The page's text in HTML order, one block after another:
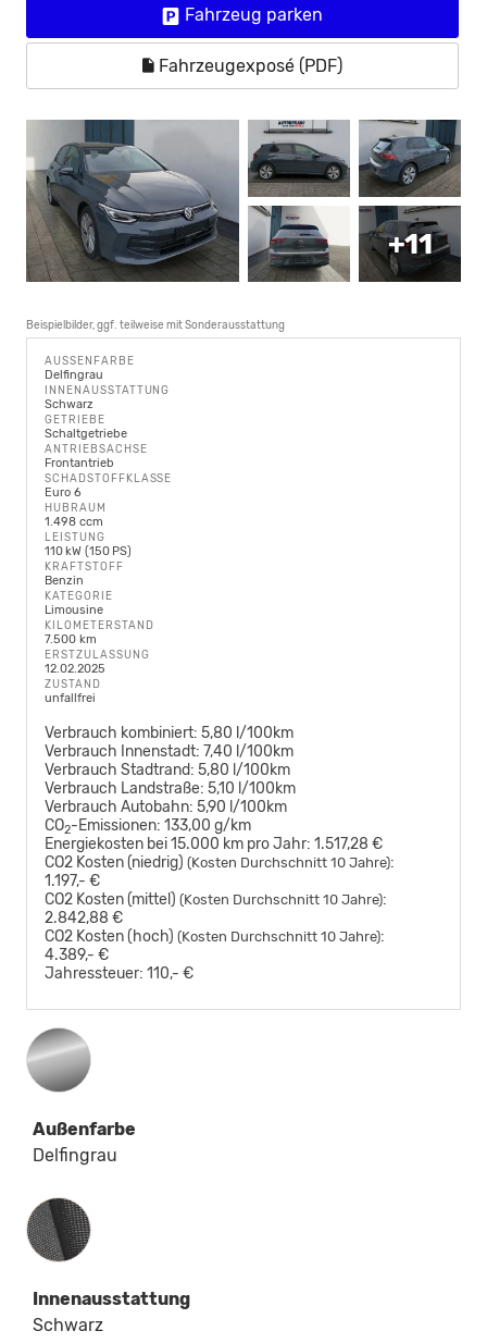
Fahrzeug parken
Fahrzeugexposé (PDF)
+11
Beispielbilder, ggf. teilweise mit Sonderausstattung
AUSSENFARBE
Delfingrau
INNENAUSSTATTUNG
Schwarz
GETRIEBE
Schaltgetriebe
ANTRIEBSACHSE
Frontantrieb
SCHADSTOFFKLASSE
Euro 6
HUBRAUM
1.498 ccm
LEISTUNG
110 kW (150 PS)
KRAFTSTOFF
Benzin
KATEGORIE
Limousine
KILOMETERSTAND
7.500 km
ERSTZULASSUNG
12.02.2025
ZUSTAND
unfallfrei
Verbrauch kombiniert: 5,80 l/100km
Verbrauch Innenstadt: 7,40 l/100km
Verbrauch Stadtrand: 5,80 l/100km
Verbrauch Landstraße: 5,10 l/100km
Verbrauch Autobahn: 5,90 l/100km
CO2-Emissionen: 133,00 g/km
Energiekosten bei 15.000 km pro Jahr: 1.517,28 €
CO2 Kosten (niedrig) (Kosten Durchschnitt 10 Jahre):
1.197,- €
CO2 Kosten (mittel) (Kosten Durchschnitt 10 Jahre):
2.842,88 €
CO2 Kosten (hoch) (Kosten Durchschnitt 10 Jahre):
4.389,- €
Jahressteuer: 110,- €
Außenfarbe
Delfingrau
Innenausstattung
Innenausstattung
Schwarz